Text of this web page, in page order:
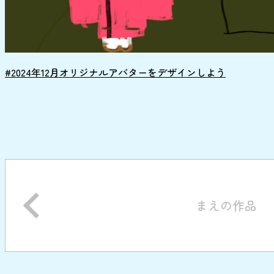
#2024年12月オリジナルアバターをデザインしよう
まえの作品